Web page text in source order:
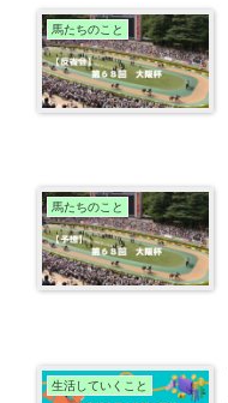
馬たちのこと
馬たちのこと
生活していくこと